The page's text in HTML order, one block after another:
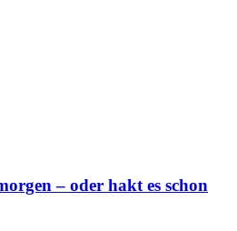
– oder hakt es schon